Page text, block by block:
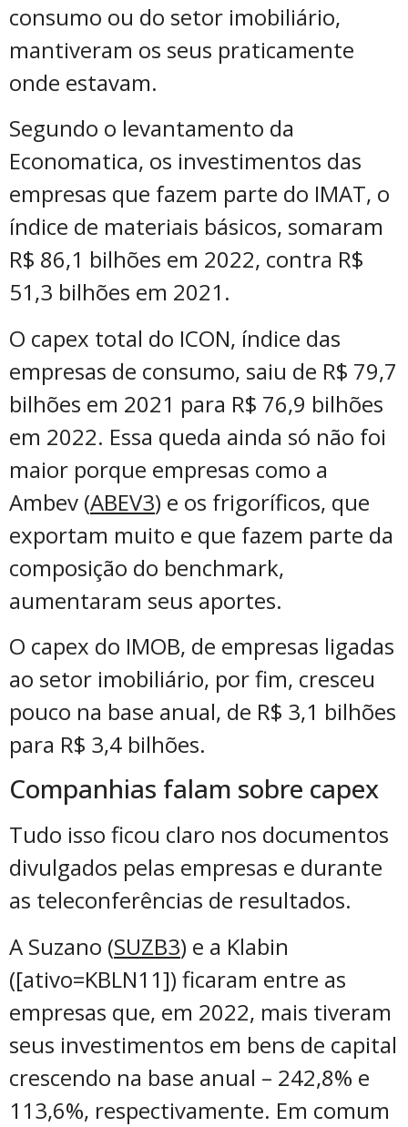
consumo ou do setor imobiliário,
mantiveram os seus praticamente
onde estavam.
Segundo o levantamento da
Economatica, os investimentos das
empresas que fazem parte do IMAT, o
índice de materiais básicos, somaram
R$ 86,1 bilhões em 2022, contra R$
51,3 bilhões em 2021.
O capex total do ICON, índice das
empresas de consumo, saiu de R$ 79,7
bilhões em 2021 para R$ 76,9 bilhões
em 2022. Essa queda ainda só não foi
maior porque empresas como a
Ambev (ABEV3) e os frigoríficos, que
exportam muito e que fazem parte da
composição do benchmark,
aumentaram seus aportes.
O capex do IMOB, de empresas ligadas
ao setor imobiliário, por fim, cresceu
pouco na base anual, de R$ 3,1 bilhões
para R$ 3,4 bilhões.
Companhias falam sobre capex
Tudo isso ficou claro nos documentos
divulgados pelas empresas e durante
as teleconferências de resultados.
A Suzano (SUZB3) e a Klabin
([ativo=KBLN11]) ficaram entre as
empresas que, em 2022, mais tiveram
seus investimentos em bens de capital
crescendo na base anual – 242,8% e
113,6%, respectivamente. Em comum